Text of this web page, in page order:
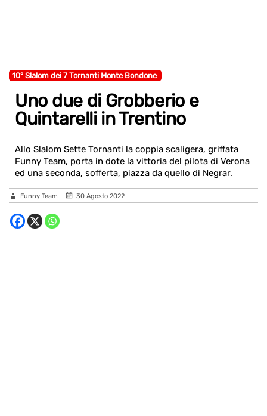
10° Slalom dei 7 Tornanti Monte Bondone
Uno due di Grobberio e
Quintarelli in Trentino
Allo Slalom Sette Tornanti la coppia scaligera, griffata
Funny Team, porta in dote la vittoria del pilota di Verona
ed una seconda, sofferta, piazza da quello di Negrar.
Funny Team 30 Agosto 2022